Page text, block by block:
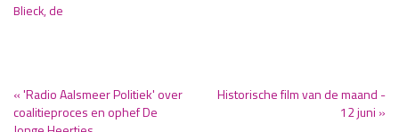
Blieck, de
« 'Radio Aalsmeer Politiek' over
coalitieproces en ophef De
Historische film van de maand -
12 juni »